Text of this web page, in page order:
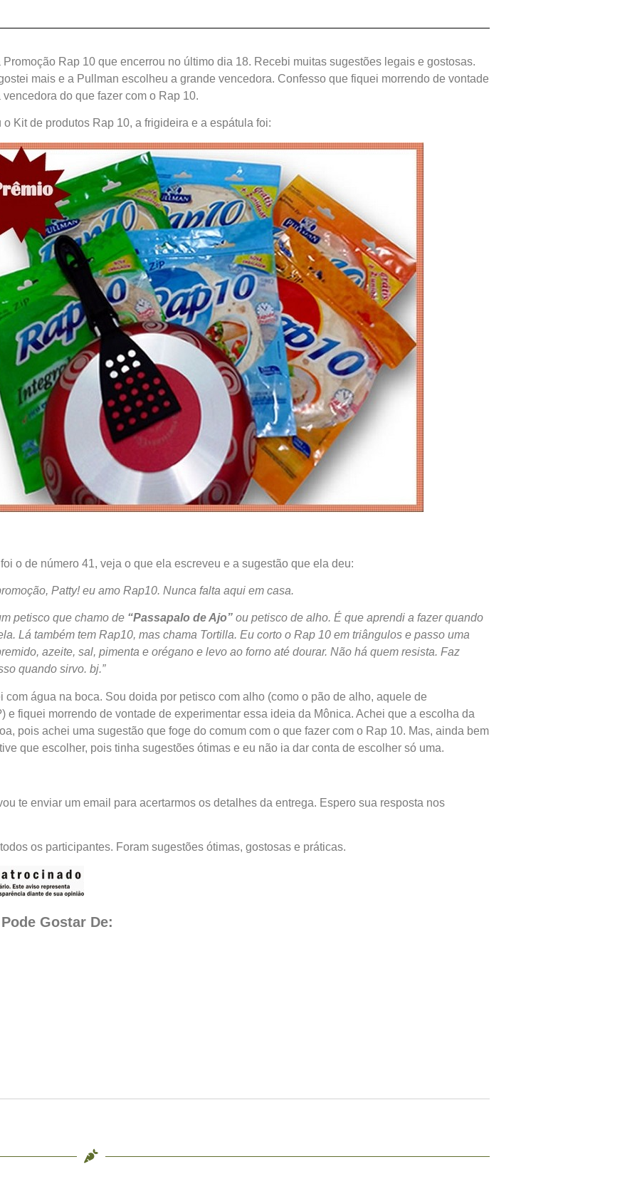
Rap 10 que encerrou no último dia 18. Recebi muitas sugestões legais e gostosas.
mais e a Pullman escolheu a grande vencedora. Confesso que fiquei morrendo de vontade
do que fazer com o Rap 10.
o Kit de produtos Rap 10, a frigideira e a espátula foi:
o de número 41, veja o que ela escreveu e a sugestão que ela deu:
Patty! eu amo Rap10. Nunca falta aqui em casa.
petisco que chamo de “Passapalo de Ajo”ou petisco de alho. É que aprendi a fazer quando
Lá também tem Rap10, mas chama Tortilla. Eu corto o Rap 10 em triângulos e passo uma
azeite, sal, pimenta e orégano e levo ao forno até dourar. Não há quem resista. Faz
quando sirvo. bj.”
com água na boca. Sou doida por petisco com alho (como o pão de alho, aquele de
e fiquei morrendo de vontade de experimentar essa ideia da Mônica. Achei que a escolha da
pois achei uma sugestão que foge do comum com o que fazer com o Rap 10. Mas, ainda bem
que escolher, pois tinha sugestões ótimas e eu não ia dar conta de escolher só uma.
te enviar um email para acertarmos os detalhes da entrega. Espero sua resposta nos
os participantes. Foram sugestões ótimas, gostosas e práticas.
Gostar De: